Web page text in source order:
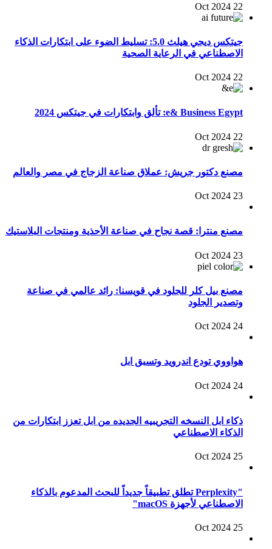
22 Oct 2024
جيتكس ديجي هيلث 5.0: تسليط الضوء على ابتكارات الذكاء
الاصطناعي في الرعاية الصحية
22 Oct 2024
e& Business Egypt: تألق وابتكارات في جيتكس 2024
22 Oct 2024
مصنع دكتور جريش: عملاق صناعة الزجاج في مصر والعالم
23 Oct 2024
مصنع منترا: قصة نجاح في صناعة الأحذية ومنتجات البلاستيك
23 Oct 2024
مصنع بيل كلر للجلود في قويسنا: رائد عالمي في صناعة
وتصدير الجلود
24 Oct 2024
هواووي تودع اندرويد وتسبق ابل
24 Oct 2024
ذكاء ابل النسخه التجريبيه الجديده من ابل تعزز ابتكارات من
الذكاء الاصطناعي
25 Oct 2024
"Perplexity تطلق تطبيقاً جديداً للبحث المدعوم بالذكاء
الاصطناعي لأجهزة macOS"
25 Oct 2024